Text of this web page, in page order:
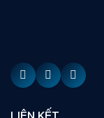
LIÊN KẾT